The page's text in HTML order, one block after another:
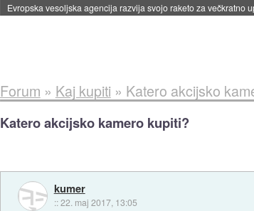
Evropska vesoljska agencija razvija svojo raketo za večkratno
Forum » Kaj kupiti » Katero akcijsko
Katero akcijsko kamero kupiti?
kumer
::22. maj 2017, 13:05